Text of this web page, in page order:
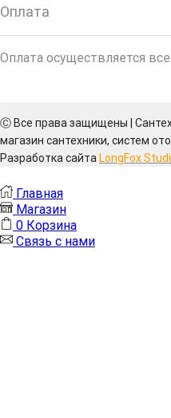
Оплата
Оплата осуществляется
Ⓒ Все права защищены |
магазин сантехники, систем
Разработка сайта LongFox
Главная
Магазин
0 Корзина
Связь с нами